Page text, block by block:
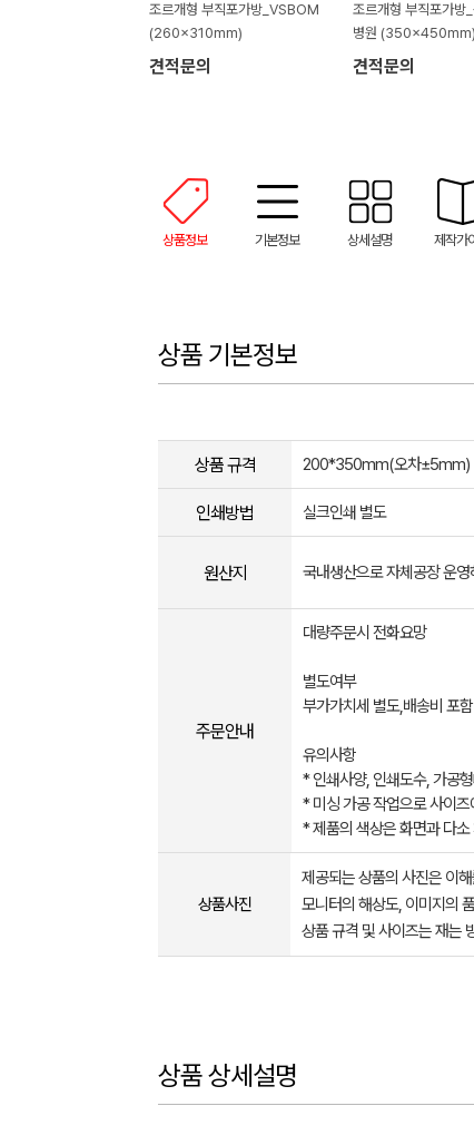
조르개형 부직포가방_VSBOM
(260x310mm)
견적문의
조르개형 부직포가방
병원 (350x450mm)
견적문의
상품정보 기본정보 상세설명 제작가
상품 기본정보
상품 규격 200*350mm(오차±5mm​)​
인쇄방법 실크인쇄 별도
원산지 국내생산으로 자체공장 운
주문안내
대량주문시 전화요망
별도여부
부가가치세 별도,배송비 포
유의사항
* 인쇄사양, 인쇄도수, 가공
* ​미싱 가공 작업으로 사이
* ​제품의 색상은 화면과 다
상품사진
제공되는 상품의 사진은 이
모니터의 해상도, 이미지의
상품 규격 및 사이즈는 재는
상품 상세설명